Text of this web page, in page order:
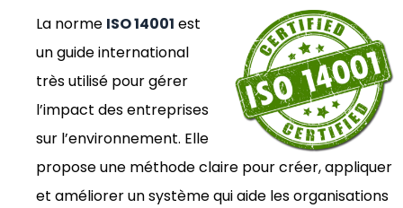
La norme ISO 14001 est
un guide international
très utilisé pour gérer
l’impact des entreprises
sur l’environnement. Elle
propose une méthode claire pour créer, appliquer
et améliorer un système qui aide les organisations